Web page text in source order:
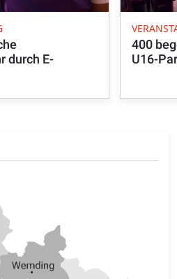
durch E-
400
U16-